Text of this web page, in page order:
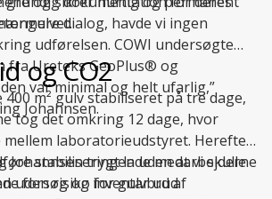
dialog, havde vi ingen
udførelsen. COWI undersøgte
fra Ureteks GeoPlus® og
var minimal og helt ufarlig,”
Johannsen.
og CO2
400 m² gulv stabiliseret på tre dage,
tog det omkring 12 dage, hvor
mellem laboratorieudstyret. Herefter
Johannsen trygt lade medarbejderne
uden risiko for gulvbrud.
stabiliseringen uden at vi skulle
forsøg og inventar ud af